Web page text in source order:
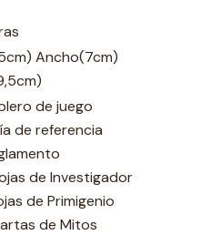
Ancho(7cm)
de juego
de referencia
de Investigador
de Primigenio
de Mitos